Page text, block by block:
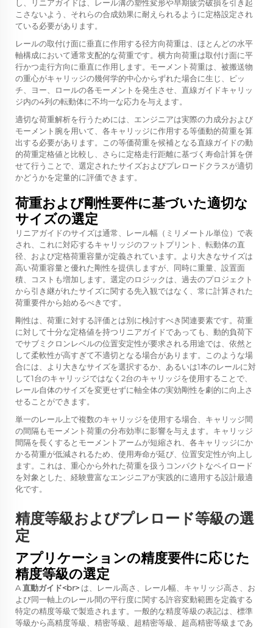
し、リニアガイドは、レール溝の塑性変形や早期疲労破損を引き起
こさないよう、それらの合成効果に耐えられるように定格設定され
ている必要があります。
レールの取付け面に垂直に作用する径方向荷重は、ほとんどの水平
軸構成において通常支配的な荷重です。横方向荷重は取付け面に平
行かつ走行方向に垂直に作用します。モーメント荷重は、被搬送物
の重心がキャリッジの幾何学的中心からずれた場合に生じ、ピッ
チ、ヨー、ロールの各モーメントを発生させ、直線ガイドキャリッ
ジ内の4列の転動体に不均一な応力を与えます。
適切な荷重解析を行うためには、エンジニアは実際の力成分および
モーメント腕を用いて、各キャリッジに作用する等価動的荷重を算
出する必要があります。この等価荷重を候補となる直線ガイドの動
的荷重定格値と比較し、さらに定格走行距離に基づく寿命計算を併
せて行うことで、選定されたサイズおよびプレロードクラスが適切
かどうかを定量的に評価できます。
荷重および剛性要件に基づいた適切な
サイズの選定
リニアガイドのサイズは通常、レール幅（ミリメートル単位）で表
され、これに対応するキャリッジのフットプリント、転動体の直
径、および定格荷重容量が定義されています。より大きなサイズは
高い荷重容量と優れた剛性を提供しますが、同時に重量、設置面
積、コストも増加します。選定のロジックは、過去のプロジェクト
から引き継がれたサイズに関する先入観ではなく、常に計算された
荷重要件から始めるべきです。
剛性は、荷重に対する評価とは別に検討すべき関連要素です。荷重
に対して十分な定格値を持つリニアガイドであっても、動的負荷下
でサブミクロンレベルの位置安定性が要求される用途では、依然と
して柔軟性が高すぎて不適切となる場合があります。このような場
合には、より大きなサイズを選択するか、あるいは1本のレールに対
して1台のキャリッジではなく2台のキャリッジを使用することで、
レール自体のサイズを変更せずに軸全体の実効剛性を劇的に向上さ
せることができます。
単一のレール上で複数のキャリッジを使用する場合、キャリッジ間
の間隔もモーメント荷重の分布効率に影響を与えます。キャリッジ
間隔を長くするとモーメントアームが短縮され、各キャリッジにか
かる荷重が低減されるため、使用寿命が延び、位置安定性が向上し
ます。これは、重心から外れた荷重を扱うコンパクトなペイロード
を対象とした、経験豊富なエンジニアが実践的に適用する設計最適
化です。
精度等級およびプレロード等級の選
定
アプリケーションの精度要件に応じた
精度等級の選定
A直動ガイド<br> は、レール高さ、レール幅、キャリッジ高さ、お
よび同一軸上のレール間の平行度に関する許容変動範囲を定義する
特定の精度等級で製造されます。一般的な精度等級の表記は、標準
等級から高精度等級、精密等級、超精密等級、超高精密等級まであ